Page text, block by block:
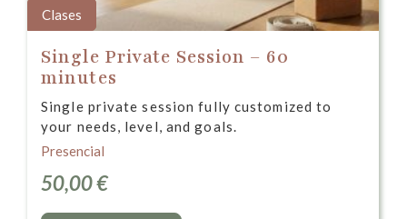
Clases
Single Private Session – 60
minutes
Single private session fully customized to
your needs, level, and goals.
Presencial
50,00€